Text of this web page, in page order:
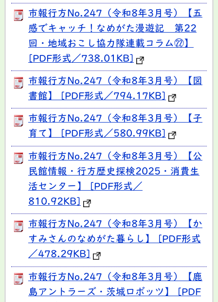
市報行方No.247（令和8年3月号）【五
感でキャッチ！なめがた漫遊記 第22
回・地域おこし協力隊連載コラム㉒】
[PDF形式／738.01KB]
市報行方No.247（令和8年3月号）【図
書館】 [PDF形式／794.17KB]
市報行方No.247（令和8年3月号）【子
育て】 [PDF形式／580.99KB]
市報行方No.247（令和8年3月号）【公
民館情報・行方歴史探検2025・消費生
活センター】 [PDF形式／
810.92KB]
市報行方No.247（令和8年3月号）【か
すみさんのなめがた暮らし】 [PDF形式
／478.29KB]
市報行方No.247（令和8年3月号）【鹿
島アントラーズ・茨城ロボッツ】 [PDF